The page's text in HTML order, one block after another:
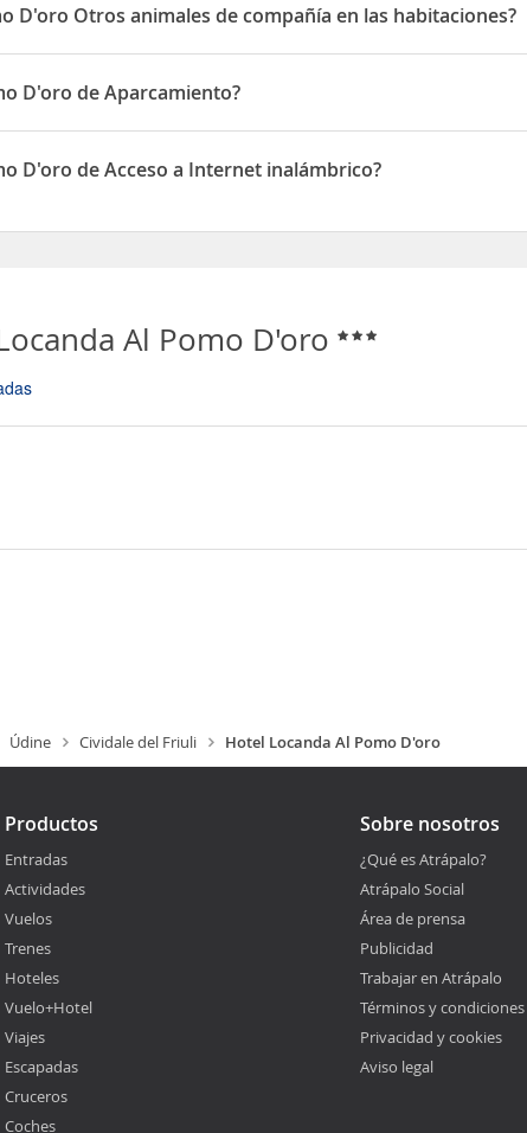
D'oro Otros animales de compañía en las habitaciones?
Otros animales de compañía en las habitaciones
D'oro de Aparcamiento?
de Aparcamiento
D'oro de Acceso a Internet inalámbrico?
Al Pomo D'oro
Údine Cividale del Friuli Hotel Locanda Al Pomo D'oro
Productos
Entradas
Actividades
Vuelos
Trenes
Hoteles
Vuelo+Hotel
Viajes
Escapadas
Cruceros
Coches
Sobre nosotros
¿Qué es Atrápalo?
Atrápalo Social
Área de prensa
Publicidad
Trabajar en Atrápalo
Términos y
Privacidad y cookies
Aviso legal